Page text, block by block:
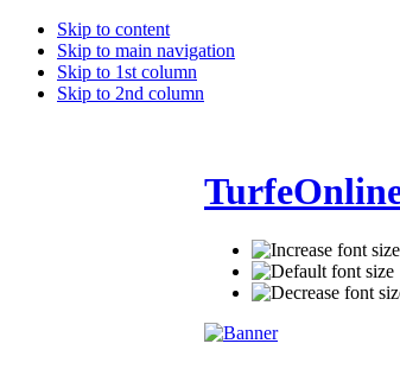
Skip to content
Skip to main navigation
Skip to 1st column
Skip to 2nd column